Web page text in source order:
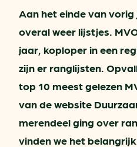
Aan het einde van
overal weer lijstjes.
jaar, koploper in een
zijn er ranglijsten.
top 10 meest gelezen
van de website
merendeel ging over
vinden we het